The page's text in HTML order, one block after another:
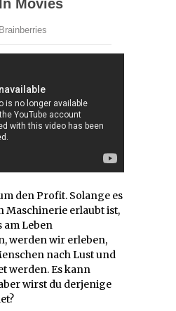
den Profit. Solange es
Maschinerie erlaubt ist,
am Leben
werden wir erleben,
nach Lust und
werden. Es kann
wirst du derjenige